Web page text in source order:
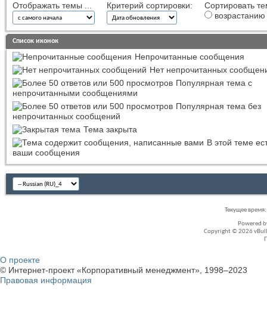
Отображать темы ... Критерий сортировки:
Сортировать
возрастанию
Список иконок
Непрочитанные сообщения
Нет непрочитанных
Популярная тема с
непрочитанными сообщениями
Популярная тема без
непрочитанных сообщений
Тема закрыта
В этой теме
ваши сообщения
Текущее время:
Powered
Copyright © 2026
О проекте
© Интернет-проект «Корпоративный менеджмент», 1998–2023
Правовая информация